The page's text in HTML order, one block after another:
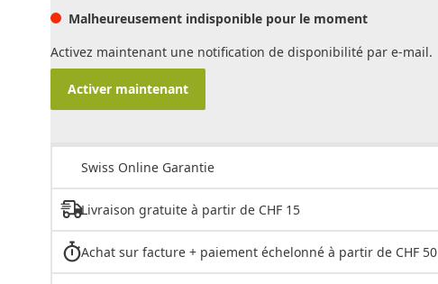
Malheureusement indisponible pour le moment
Activez maintenant une notification de disponibilité par e-mail.
Activer maintenant
Swiss Online Garantie
Livraison gratuite à partir de CHF 15
Achat sur facture + paiement échelonné à partir de CHF 50